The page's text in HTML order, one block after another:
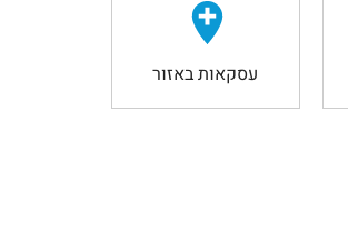
עסקאות באזור